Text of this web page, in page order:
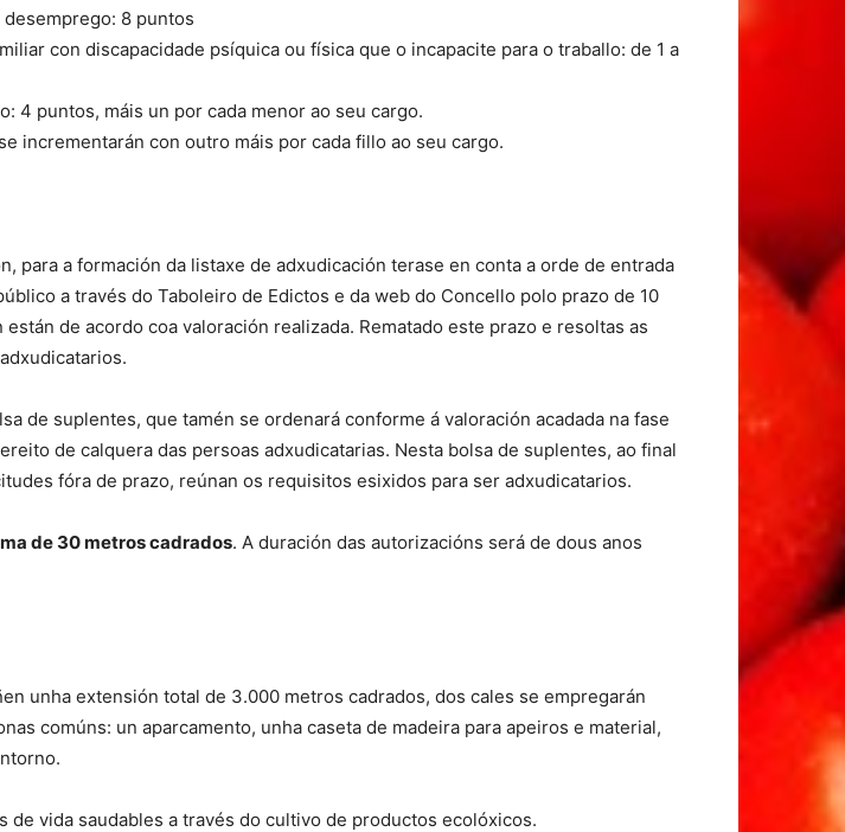
8 puntos
con discapacidade psíquica ou física que o incapacite para o traballo: de 1 a
4 puntos, máis un por cada menor ao seu cargo.
incrementarán con outro máis por cada fillo ao seu cargo.
para a formación da listaxe de adxudicación terase en conta a orde de entrada
a través do Taboleiro de Edictos e da web do Concello polo prazo de 10
de acordo coa valoración realizada. Rematado este prazo e resoltas as
de suplentes, que tamén se ordenará conforme á valoración acadada na fase
de calquera das persoas adxudicatarias. Nesta bolsa de suplentes, ao final
fóra de prazo, reúnan os requisitos esixidos para ser adxudicatarios.
de 30 metros cadrados. A duración das autorizacións será de dous anos
unha extensión total de 3.000 metros cadrados, dos cales se empregarán
comúns: un aparcamento, unha caseta de madeira para apeiros e material,
vida saudables a través do cultivo de productos ecolóxicos.